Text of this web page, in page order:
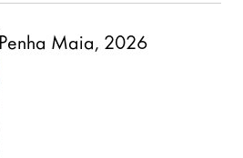
Penha Maia, 2026